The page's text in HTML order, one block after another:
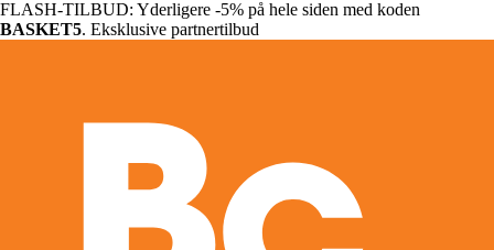
FLASH-TILBUD: Yderligere -5% på hele siden med koden
BASKET5. Eksklusive partnertilbud